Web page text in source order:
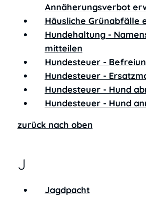
Annäherungsverbot
Häusliche Grünabfälle
Hundehaltung -
mitteilen
Hundesteuer -
Hundesteuer -
Hundesteuer - Hund
Hundesteuer - Hund
zurück nach oben
J
Jagdpacht